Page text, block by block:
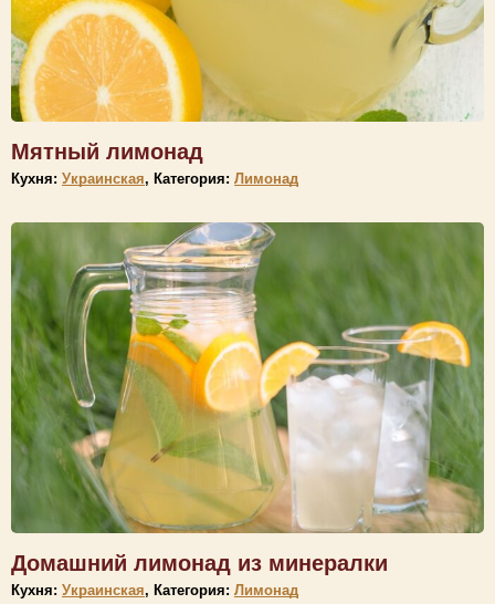
Мятный лимонад
Кухня: Украинская, Категория: Лимонад
Домашний лимонад из минералки
Кухня: Украинская, Категория: Лимонад